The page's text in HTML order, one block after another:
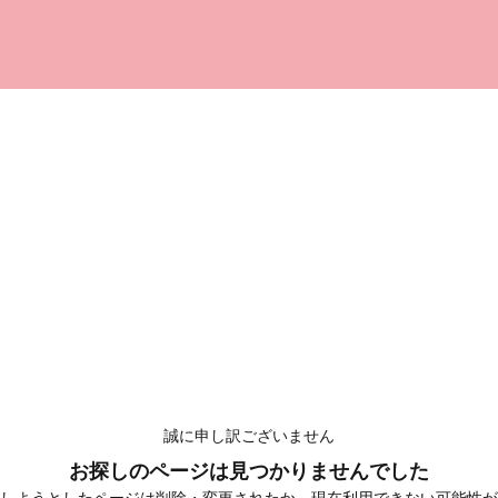
誠に申し訳ございません
お探しのページは見つかりませんでした